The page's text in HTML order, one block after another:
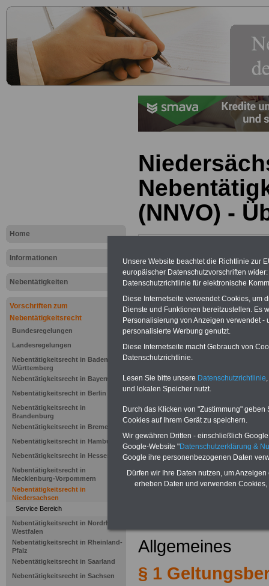
Home
Informationen
Nebentätigkeiten
Vorschriften zum
Nebentätigkeitsrecht
Bundesregelungen
Landesregelungen
Nebentätigkeitsrecht in Baden-
Württemberg
Nebentätigkeitsrecht in Bayern
Nebentätigkeitsrecht in Berlin
Nebentätigkeitsrecht in
Brandenburg
Nebentätigkeitsrecht in Bremen
Nebentätigkeitsrecht in Hamburg
Nebentätigkeitsrecht in Hessen
Nebentätigkeitsrecht in
Mecklenburg-Vorpommern
Nebentätigkeitsrecht in
Niedersachsen
Service Bereich
Nebentätigkeitsrecht in Nordrhein-
Westfalen
Nebentätigkeitsrecht in Rheinland-
Pfalz
Nebentätigkeitsrecht in Saarland
Nebentätigkeitsrecht in Sachsen
(NNVO) -
(NNVO) -
Allgemeines
§ 1
Unsere Website beachtet die Richtlinie zur
europäischer Datenschutzvorschriften
Datenschutzrichtlinie für elektronische
Diese Internetseite verwendet Cookies, um
Dienste und Funktionen bereitzustellen. Es
Personalisierung von Anzeigen verwendet
personalisierte Werbung genutzt.
Diese Internetseite macht Gebrauch von
Datenschutzrichtlinie.
Lesen Sie bitte unsere Datenschutzrichtlinie
und lokalen Speicher nutzt.
Durch das Klicken von "Zustimmung"
Cookies auf Ihrem Gerät zu speichern.
Wir gewähren Dritten - einschließlich
Google-Website "Datenschutzerklärung &
Google ihre personenbezogenen Daten
Dürfen wir Ihre Daten nutzen, um
erheben Daten und verwenden